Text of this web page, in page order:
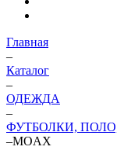
Главная
–
Каталог
–
ОДЕЖДА
–
ФУТБОЛКИ,
–MOAX